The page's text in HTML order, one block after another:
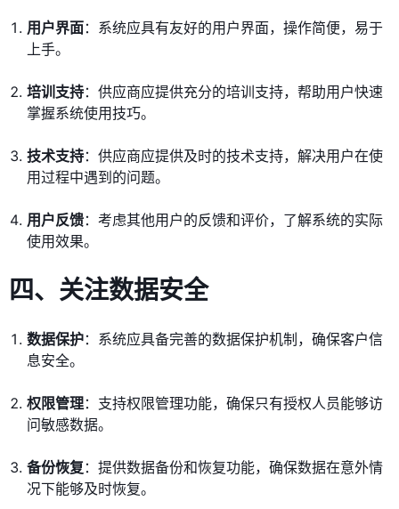
用户界面：系统应具有友好的用户界面，操作简便，易于
上手。
培训支持：供应商应提供充分的培训支持，帮助用户快速
掌握系统使用技巧。
技术支持：供应商应提供及时的技术支持，解决用户在使
用过程中遇到的问题。
用户反馈：考虑其他用户的反馈和评价，了解系统的实际
使用效果。
四、关注数据安全
数据保护：系统应具备完善的数据保护机制，确保客户信
息安全。
权限管理：支持权限管理功能，确保只有授权人员能够访
问敏感数据。
备份恢复 ：提供数据备份和恢复功能，确保数据在意外情
况下能够及时恢复。